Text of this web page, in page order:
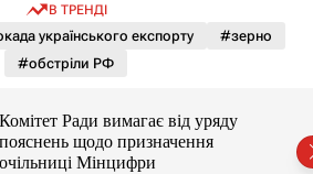
м
к
о
В ТРЕНДІ
українського експорту
#зерно
#обстріли РФ
Комітет Ради вимагає від уряду
пояснень щодо призначення
очільниці Мінцифри